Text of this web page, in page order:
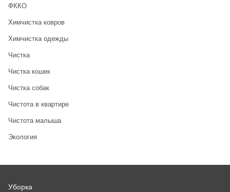
ФККО
Химчистка ковров
Химчистка одежды
Чистка
Чистка кошек
Чистка собак
Чистота в квартире
Чистота малыша
Экология
Уборка